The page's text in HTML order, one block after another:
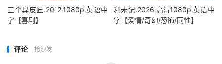
三个臭皮匠.2012.1080p.英语中
字【喜剧】
利未记.2026.高清1080p.英语中
字【爱情/奇幻/恐怖/同性】
评论 抢沙发